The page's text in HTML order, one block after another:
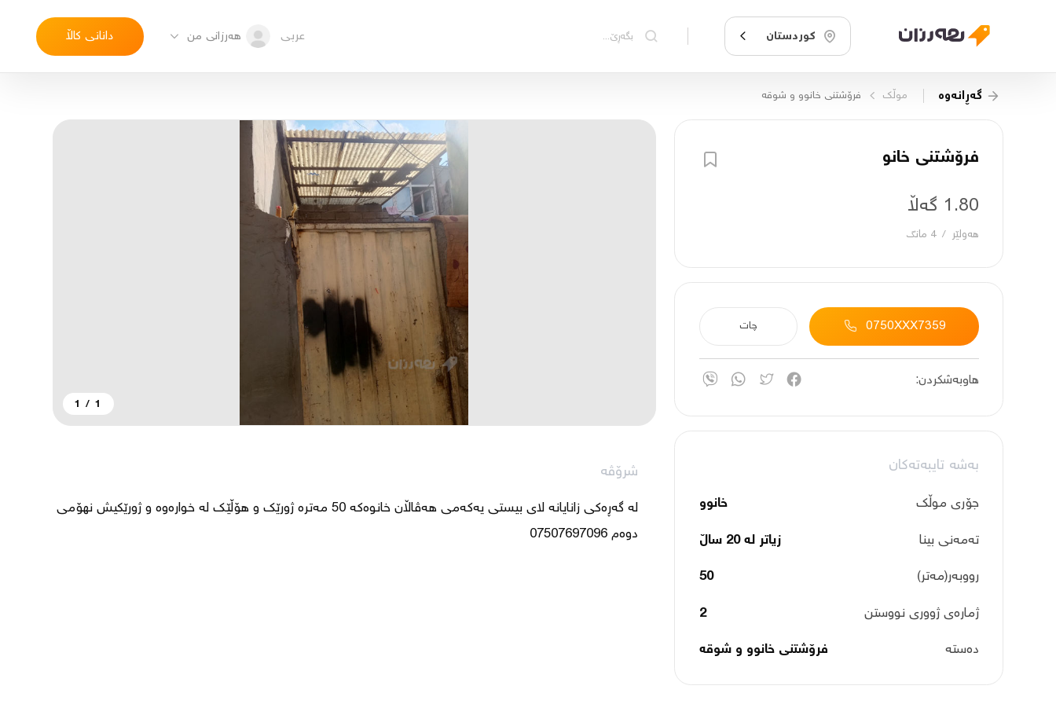
کوردستان عربی هەرزانی من دانانی کاڵا
گەڕانەوە موڵک فرۆشتنی خانوو و شوقە
فرۆشتنی خانو
1.80 گەڵا
هەولێر / 4 مانگ
0750XXX7359 چات
هاوبەشکردن:
بەشە تایبەتەکان
جۆری موڵک
خانوو
تەمەنی بینا
زیاتر لە 20 ساڵ
رووبەر(مەتر)
50
ژمارەی ژووری نووستن
2
دەستە
فرۆشتنی خانوو و شوقە
1
/
1
شرۆڤە
لە گەڕەکی زانایانە لای بیستی یەکەمی هەڤاڵان خانوەکە 50 مەترە ژورێک و هۆڵێک لە خوارەوە و ژورێکیش نهۆمی
دوەم 07507697096